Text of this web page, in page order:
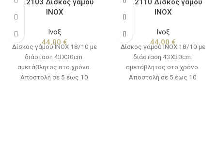
KD.2103 Δίσκος γάμου
ΙΝΟΧ
Ινοξ
44,00 €
Δίσκος γάμου ΙΝΟΧ 18/10 με
διάσταση 43Χ30cm.
αμετάβλητος στο χρόνο.
Αποστολή σε 5 έως 10
KD.2110 Δίσκος γάμου
ΙΝΟΧ
Ινοξ
44,00 €
Δίσκος γάμου ΙΝΟΧ 18/10 με
διάσταση 43Χ30cm.
αμετάβλητος στο χρόνο.
Αποστολή σε 5 έως 10